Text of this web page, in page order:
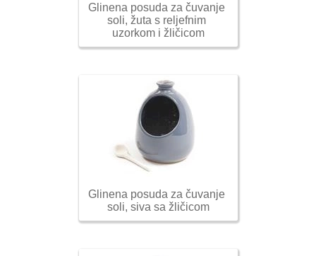
Glinena posuda za čuvanje
soli, žuta s reljefnim
uzorkom i žličicom
Glinena posuda za čuvanje
soli, siva sa žličicom